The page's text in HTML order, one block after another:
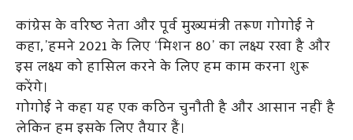
कांग्रेस के वरिष्ठ नेता और पूर्व मुख्यमंत्री तरूण गोगोई ने
कहा,’हमने 2021 के लिए ‘मिशन 80’ का लक्ष्य रखा है और
इस लक्ष्य को हासिल करने के लिए हम काम करना शुरू
करेंगे।
गोगोई ने कहा यह एक कठिन चुनौती है और आसान नहीं है
लेकिन हम इसके लिए तैयार हैं।